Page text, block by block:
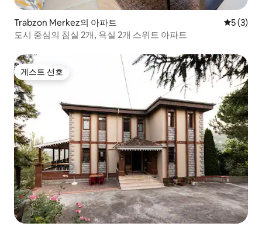
Trabzon Merkez의 아파트 평점 5점
5 (3)
도시 중심의 침실 2개, 욕실 2개 스위트 아파트
게스트 선호
게스트 선호